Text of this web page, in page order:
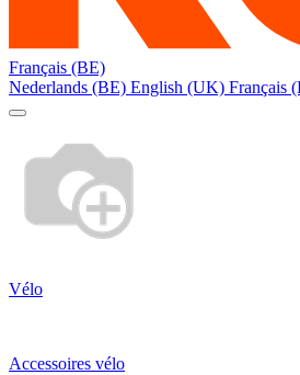
Français (BE)
Nederlands (BE) English (UK) Français
Vélo
Accessoires vélo